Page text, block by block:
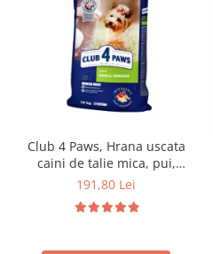
Club 4 Paws, Hrana uscata
caini de talie mica, pui,
14kg
191,80 Lei